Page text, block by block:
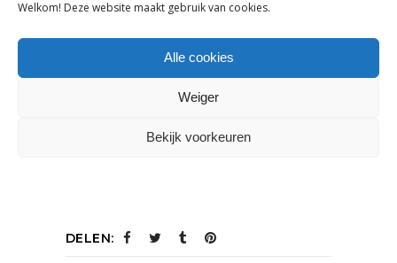
Welkom! Deze website maakt gebruik van cookies.
Alle cookies
Weiger
Bekijk voorkeuren
Info:www.blue-rebel.com
readytorebel@blue-rebel.com
DELEN: